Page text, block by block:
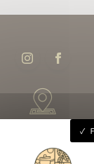
933,